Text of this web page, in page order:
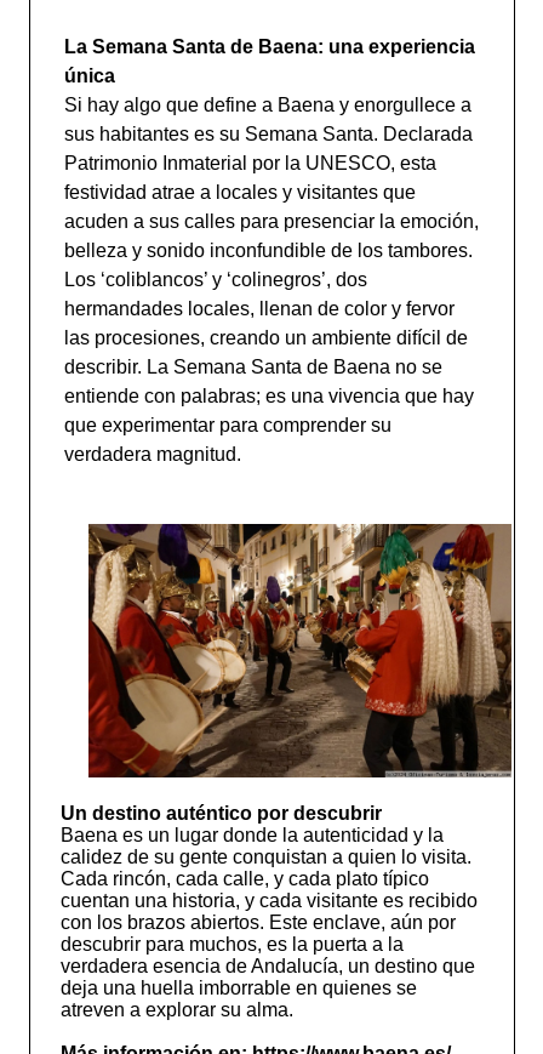
La Semana Santa de Baena: una experiencia
única
Si hay algo que define a Baena y enorgullece a
sus habitantes es su Semana Santa. Declarada
Patrimonio Inmaterial por la UNESCO, esta
festividad atrae a locales y visitantes que
acuden a sus calles para presenciar la emoción,
belleza y sonido inconfundible de los tambores.
Los ‘coliblancos’ y ‘colinegros’, dos
hermandades locales, llenan de color y fervor
las procesiones, creando un ambiente difícil de
describir. La Semana Santa de Baena no se
entiende con palabras; es una vivencia que hay
que experimentar para comprender su
verdadera magnitud.
Un destino auténtico por descubrir
Baena es un lugar donde la autenticidad y la
calidez de su gente conquistan a quien lo visita.
Cada rincón, cada calle, y cada plato típico
cuentan una historia, y cada visitante es recibido
con los brazos abiertos. Este enclave, aún por
descubrir para muchos, es la puerta a la
verdadera esencia de Andalucía, un destino que
deja una huella imborrable en quienes se
atreven a explorar su alma.